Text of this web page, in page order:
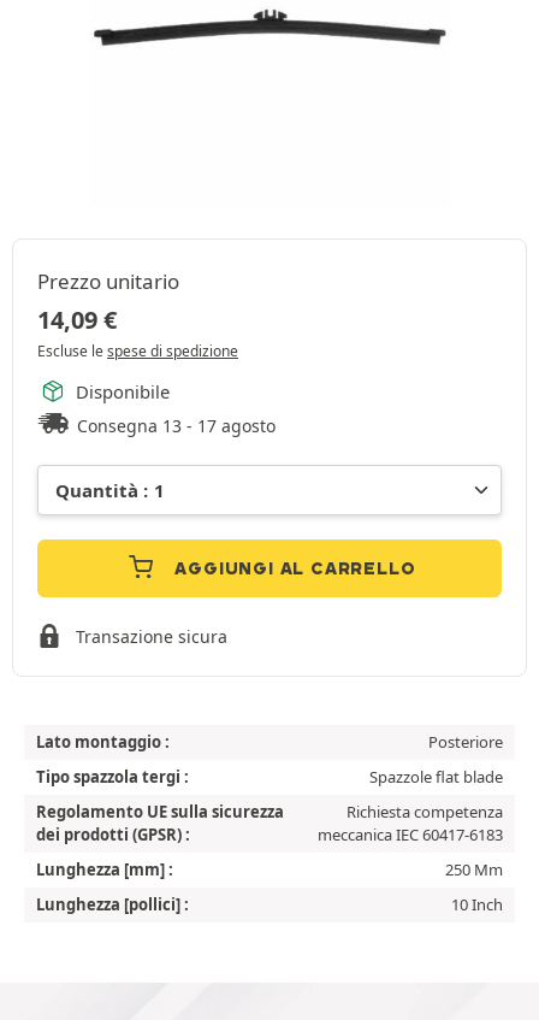
Prezzo unitario
14,09€
Escluse lespese di spedizione
Disponibile
Consegna 13 - 17 agosto
AGGIUNGI AL CARRELLO
Transazione sicura
Lato montaggio :
Posteriore
Tipo spazzola tergi :
Spazzole flat blade
Regolamento UE sulla sicurezza
dei prodotti (GPSR) :
Richiesta competenza
meccanica IEC 60417-6183
Lunghezza [mm] :
250 Mm
Lunghezza [pollici] :
10 Inch